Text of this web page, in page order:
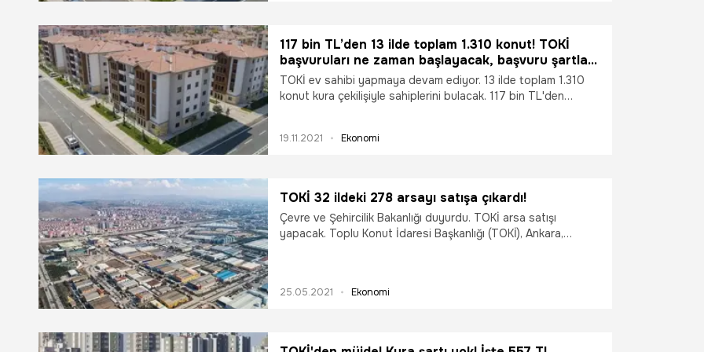
117 bin TL’den 13 ilde toplam 1.310 konut! TOKİ
başvuruları ne zaman başlayacak, başvuru şartları
neler? İl il konut fiyatları!
TOKİ ev sahibi yapmaya devam ediyor. 13 ilde toplam 1.310
konut kura çekilişiyle sahiplerini bulacak. 117 bin TL'den
konut fiyatları…
19.11.2021 Ekonomi
TOKİ 32 ildeki 278 arsayı satışa çıkardı!
Çevre ve Şehircilik Bakanlığı duyurdu. TOKİ arsa satışı
yapacak. Toplu Konut İdaresi Başkanlığı (TOKİ), Ankara,
25.05.2021 Ekonomi